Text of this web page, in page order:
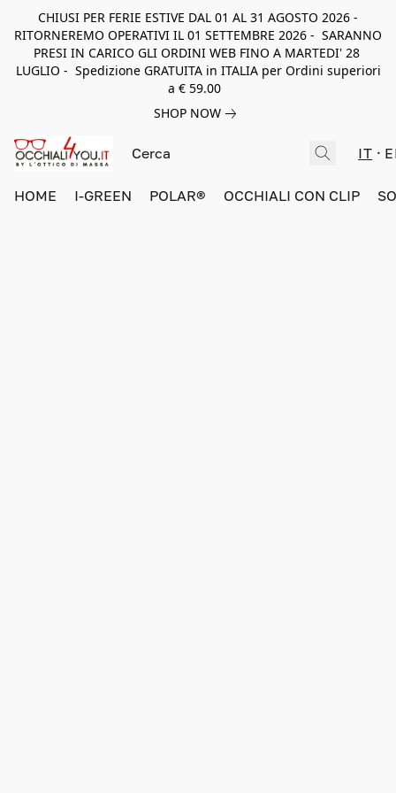
CHIUSI PER FERIE ESTIVE DAL 01 AL 31 AGOSTO 2026 -
RITORNEREMO OPERATIVI IL 01 SETTEMBRE 2026 - SARANNO
PRESI IN CARICO GLI ORDINI WEB FINO A MARTEDI' 28
LUGLIO - Spedizione GRATUITA in ITALIA per Ordini superiori
a € 59.00
SHOP NOW
IT
HOME I-GREEN POLAR® OCCHIALI CON CLIP